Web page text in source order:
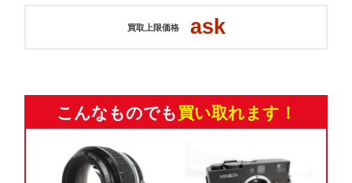
買取上限価格 ask
こんなものでも 買い取れます！